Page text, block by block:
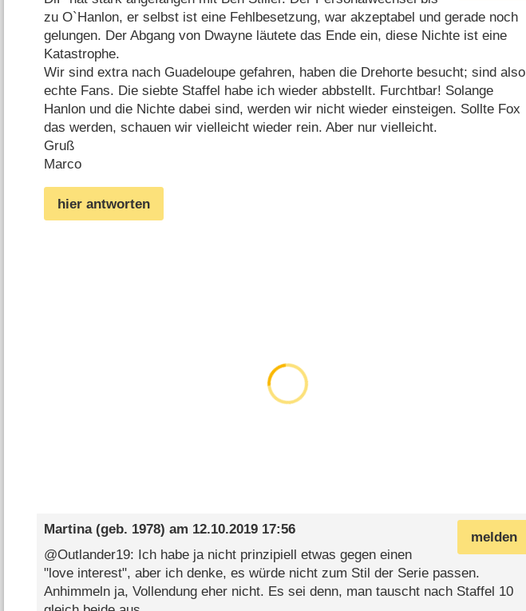
zu O`Hanlon, er selbst ist eine Fehlbesetzung, war akzeptabel und gerade noch
gelungen. Der Abgang von Dwayne läutete das Ende ein, diese Nichte ist eine
Katastrophe.
Wir sind extra nach Guadeloupe gefahren, haben die Drehorte besucht; sind also
echte Fans. Die siebte Staffel habe ich wieder abbstellt. Furchtbar! Solange
Hanlon und die Nichte dabei sind, werden wir nicht wieder einsteigen. Sollte Fox
das werden, schauen wir vielleicht wieder rein. Aber nur vielleicht.
Gruß
Marco
hier antworten
melden
Martina(geb. 1978) am 12.10.2019 17:56
@Outlander19: Ich habe ja nicht prinzipiell etwas gegen einen
"love interest", aber ich denke, es würde nicht zum Stil der Serie passen.
Anhimmeln ja, Vollendung eher nicht. Es sei denn, man tauscht nach Staffel 10